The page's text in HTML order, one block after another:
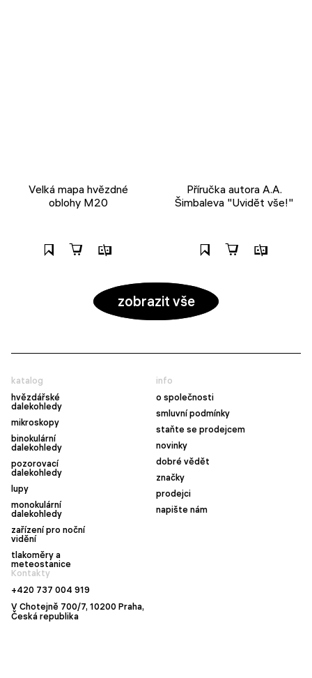
Velká mapa hvězdné
oblohy M20
Příručka autora A.A.
Šimbaleva "Uvidět vše!"
zobrazit vše
katalog
hvězdářské
dalekohledy
mikroskopy
binokulární
dalekohledy
pozorovací
dalekohledy
lupy
monokulární
dalekohledy
zařízení pro noční
vidění
tlakoměry a
meteostanice
info
o společnosti
smluvní podmínky
staňte se prodejcem
novinky
dobré vědět
značky
prodejci
napište nám
Kontakty
+420 737 004 919
V Chotejně 700/7, 10200 Praha,
Česká republika